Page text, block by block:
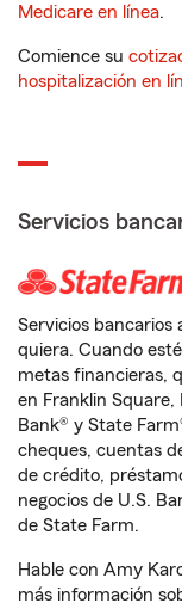
Medicare en línea.
Comience su
hospitalización en
Servicios
Servicios bancarios
quiera. Cuando
metas financieras,
en Franklin Square,
Bank® y State
cheques, cuentas
de crédito,
negocios de U.S.
de State Farm.
Hable con Amy
más información